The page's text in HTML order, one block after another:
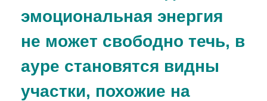
эмоциональная энергия
не может свободно течь, в
ауре становятся видны
участки, похожие на